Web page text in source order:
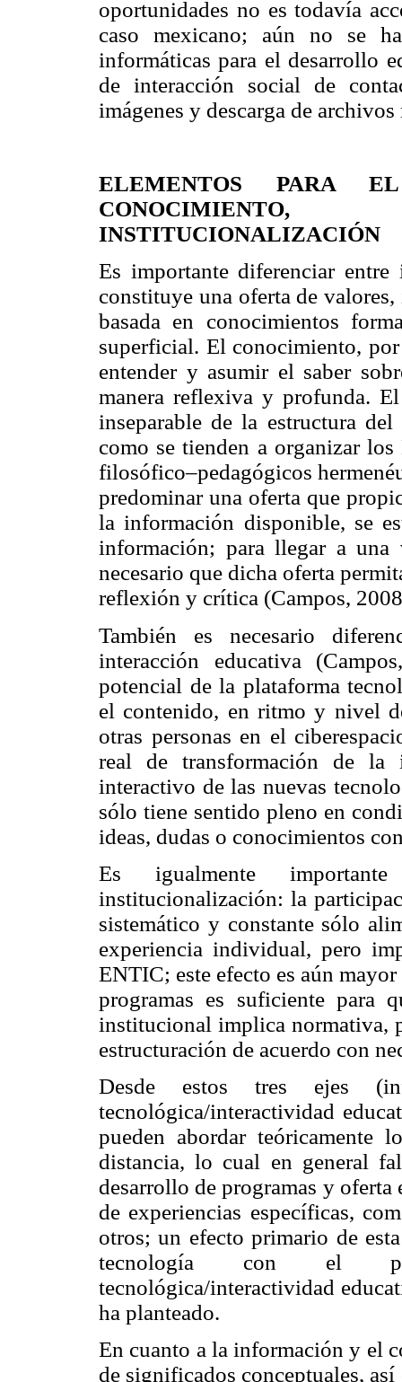
oportunidades no es todavía
caso mexicano; aún no se
informáticas para el desarrollo
de interacción social de
imágenes y descarga de
ELEMENTOS PARA
INSTITUCIONALIZACIÓN
Es importante diferenciar
constituye una oferta de
basada en conocimientos
superficial. El conocimiento,
entender y asumir el saber
manera reflexiva y profunda.
inseparable de la estructura
como se tienden a organizar
filosófico–pedagógicos
predominar una oferta que
la información disponible, se
información; para llegar a una
necesario que dicha oferta
reflexión y crítica (Campos,
También es necesario
interacción educativa
potencial de la plataforma
el contenido, en ritmo y nivel
otras personas en el
real de transformación de la
interactivo de las nuevas
sólo tiene sentido pleno en
ideas, dudas o conocimientos
Es igualmente
institucionalización: la
sistemático y constante sólo
experiencia individual, pero
ENTIC; este efecto es aún
programas es suficiente para
institucional implica normativa,
estructuración de acuerdo con
Desde estos tres ejes
tecnológica/interactividad
pueden abordar teóricamente
distancia, lo cual en general
desarrollo de programas y
de experiencias específicas,
otros; un efecto primario de
tecnología con el
tecnológica/interactividad
ha planteado.
En cuanto a la información y el
de significados conceptuales,